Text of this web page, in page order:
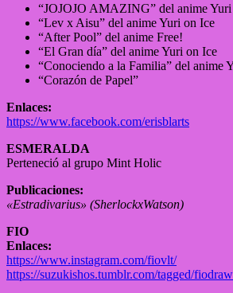
“JOJOJO AMAZING” del anime
“Lev x Aisu” del anime Yuri on Ice
“After Pool” del anime Free!
“El Gran día” del anime Yuri on Ice
“Conociendo a la Familia” del anime
“Corazón de Papel”
Enlaces:
https://www.facebook.com/erisblarts
ESMERALDA
Perteneció al grupo Mint Holic
Publicaciones:
«Estradivarius» (SherlockxWatson)
FIO
Enlaces:
https://www.instagram.com/fiovlt/
https://suzukishos.tumblr.com/tagged/